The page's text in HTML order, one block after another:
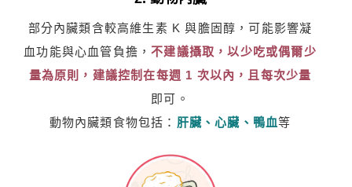
部分內臟類含較高維生素 K 與膽固醇，可能影響凝
血功能與心血管負擔，不建議攝取，以少吃或偶爾少
量為原則，建議控制在每週 1 次以內，且每次少量
即可。
動物內臟類食物包括： 肝臟、心臟、鴨血等